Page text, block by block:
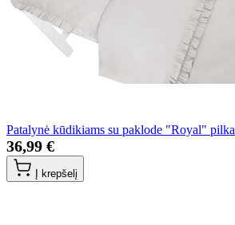
Patalynė kūdikiams su paklode "Royal" pilka
36,99 €
Į krepšelį